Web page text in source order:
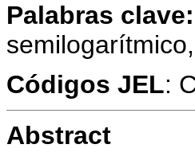
Palabras clave:
Códigos JEL:
Abstract